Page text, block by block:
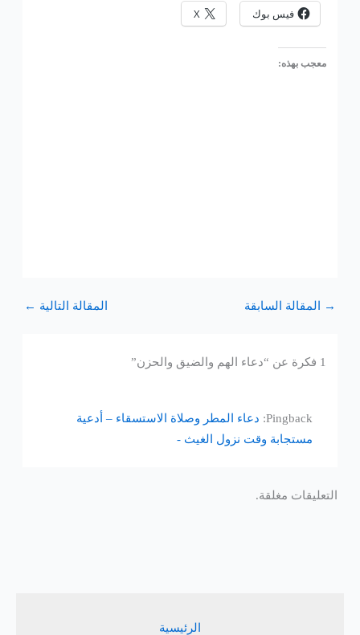
فيس بوك X
معجب بهذه:
→ المقالة السابقة المقالة التالية ←
1 فكرة عن “دعاء الهم والضيق والحزن”
Pingback: دعاء المطر وصلاة الاستسقاء – أدعية
مستجابة وقت نزول الغيث -
التعليقات مغلقة.
الرئيسية